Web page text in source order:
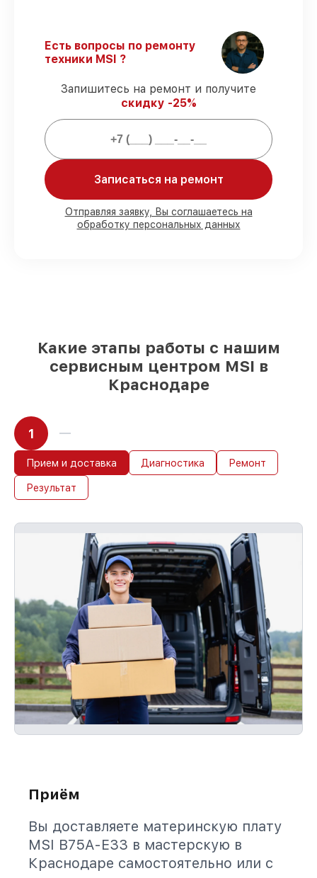
–
гарантируем завершение работ без
задержек.
предоставляем официальное
гарантийное сопровождение после
починки.
Мы гарантируем:
80%работ в присутствии заказчика
90%комплектующих для материнских
плат на складе или доступны для
Есть вопросы по ремонту
техники MSI ?
Запишитесь на ремонт и получите
скидку -25%
Записаться на ремонт
Отправляя заявку, Вы соглашаетесь на
обработку персональных данных
Какие этапы работы с нашим
сервисным центром MSI в
Краснодаре
1
Прием и доставка Диагностика Ремонт
Результат
Приём
Вы доставляете материнскую плату
MSI B75A-E33 в мастерскую в
Краснодаре самостоятельно или с